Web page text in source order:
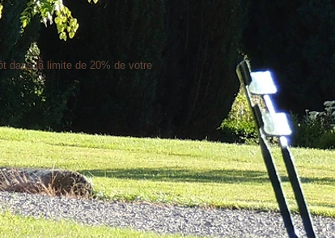
dans la limite de 20% de votre